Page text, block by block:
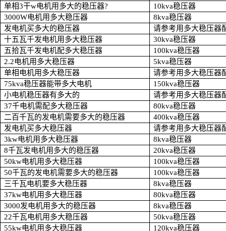
单相3干w电机用多大的稳压器?
10kva稳压器
3000W电机用多大稳压器 8kva稳压器
发电机买多大的稳压器
请参考用多大稳压器
十五瓦千发电机用多大稳压器
30kva稳压器
五拾瓦千发电机配多大稳压器
100kva稳压器
2.2电机用多大稳压器 5kva稳压器
单相电机用多大稳压器
请参考用多大稳压器
75kva稳压器能带多大电机 150kva稳压器
小电机稳压器有多大的
请参考用多大稳压器
37千电机需配多大稳压器 80kva稳压器
二百千瓦的发电机需要多大的稳压器
400kva稳压器
发电机买多大稳压器
请参考用多大稳压器
3kw电机用多大稳压器 8kva稳压器
8千瓦发电机用多大的稳压器 20kva稳压器
50kw电机用多大稳压器 100kva稳压器
50千瓦的发电机需要多大的稳压器 100kva稳压器
三千瓦电机要多大稳压器
8kva稳压器
37kw电机用多大稳压器 80kva稳压器
3000发电机用多大的稳压器 8kva稳压器
22千瓦电机用多大稳压器 50kva稳压器
55kw电机用多大稳压器 120kva稳压器